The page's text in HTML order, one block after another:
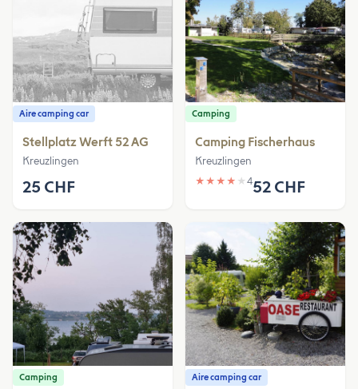
Aire camping car
Stellplatz Werft 52 AG
Kreuzlingen
25 CHF
Camping
Camping Fischerhaus
Kreuzlingen
★ ★ ★ ★ ★ 452 CHF
Camping Aire camping car